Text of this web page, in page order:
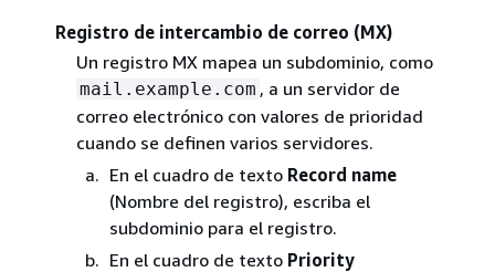
Registro de intercambio de correo (MX)
Un registro MX mapea un subdominio, como
mail.example.com , a un servidor de
correo electrónico con valores de prioridad
cuando se definen varios servidores.
En el cuadro de texto Record name
(Nombre del registro), escriba el
subdominio para el registro.
En el cuadro de texto Priority